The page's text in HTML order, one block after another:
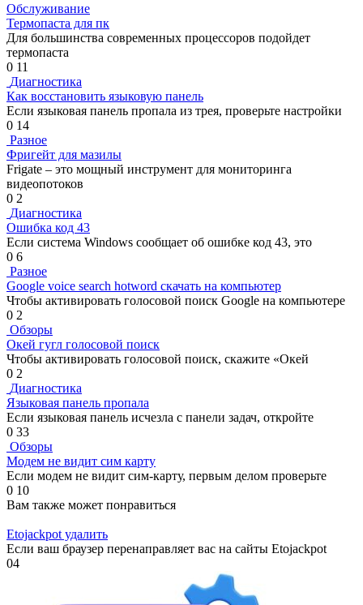
Обслуживание
Термопаста для пк
Для большинства современных процессоров подойдет
термопаста
0 11
Диагностика
Как восстановить языковую панель
Если языковая панель пропала из трея, проверьте настройки
0 14
Разное
Фригейт для мазилы
Frigate – это мощный инструмент для мониторинга
видеопотоков
0 2
Диагностика
Ошибка код 43
Если система Windows сообщает об ошибке код 43, это
0 6
Разное
Google voice search hotword скачать на компьютер
Чтобы активировать голосовой поиск Google на компьютере
0 2
Обзоры
Окей гугл голосовой поиск
Чтобы активировать голосовой поиск, скажите «Окей
0 2
Диагностика
Языковая панель пропала
Если языковая панель исчезла с панели задач, откройте
0 33
Обзоры
Модем не видит сим карту
Если модем не видит сим-карту, первым делом проверьте
0 10
Вам также может понравиться
Etojackpot удалить
Если ваш браузер перенаправляет вас на сайты Etojackpot
04